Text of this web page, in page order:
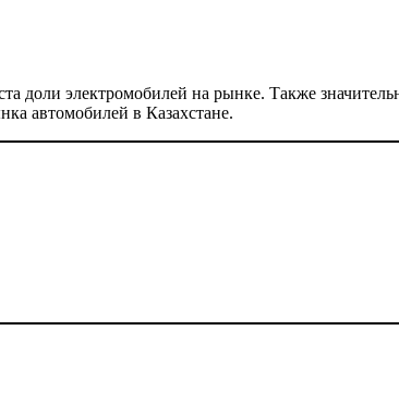
доли электромобилей на рынке. Также
автомобилей в Казахстане.